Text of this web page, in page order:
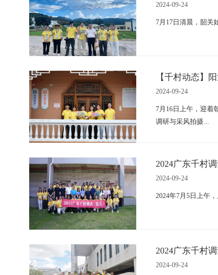
2024-09-24
7月17日清晨，韶关
【千村动态】
2024-09-24
7月16日上午，迎着
调研与采风拍摄...
2024广东千村
2024-09-24
2024年7月5日上午
2024广东千村
2024-09-24